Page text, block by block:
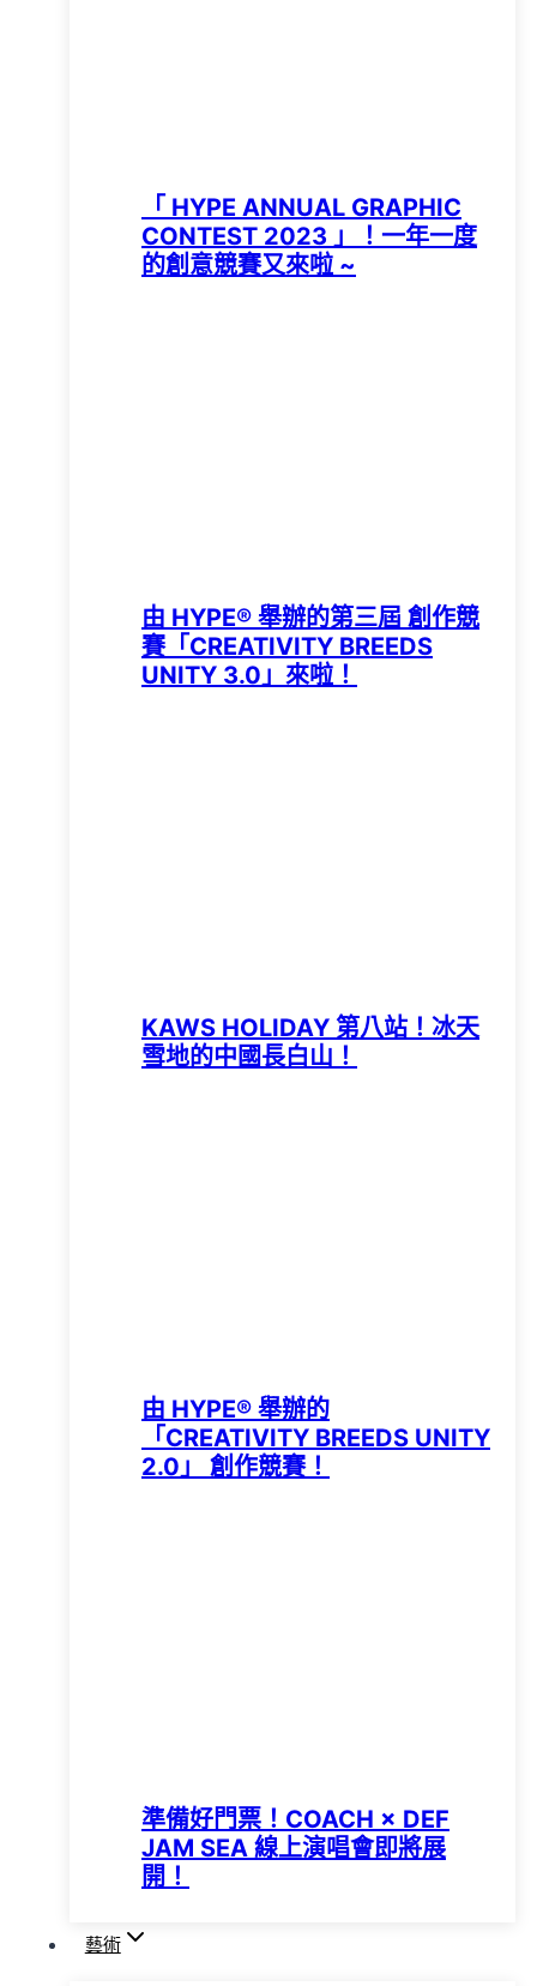
「 HYPE ANNUAL GRAPHIC
CONTEST 2023 」！一年一度
的創意競賽又來啦 ~
由 HYPE®️ 舉辦的第三屆 創作競
賽「CREATIVITY BREEDS
UNITY 3.0」來啦！
KAWS HOLIDAY 第八站！冰天
雪地的中國長白山！
由 HYPE®️ 舉辦的
「CREATIVITY BREEDS UNITY
2.0」 創作競賽！
準備好門票！COACH × DEF
JAM SEA 線上演唱會即將展
開！
藝術